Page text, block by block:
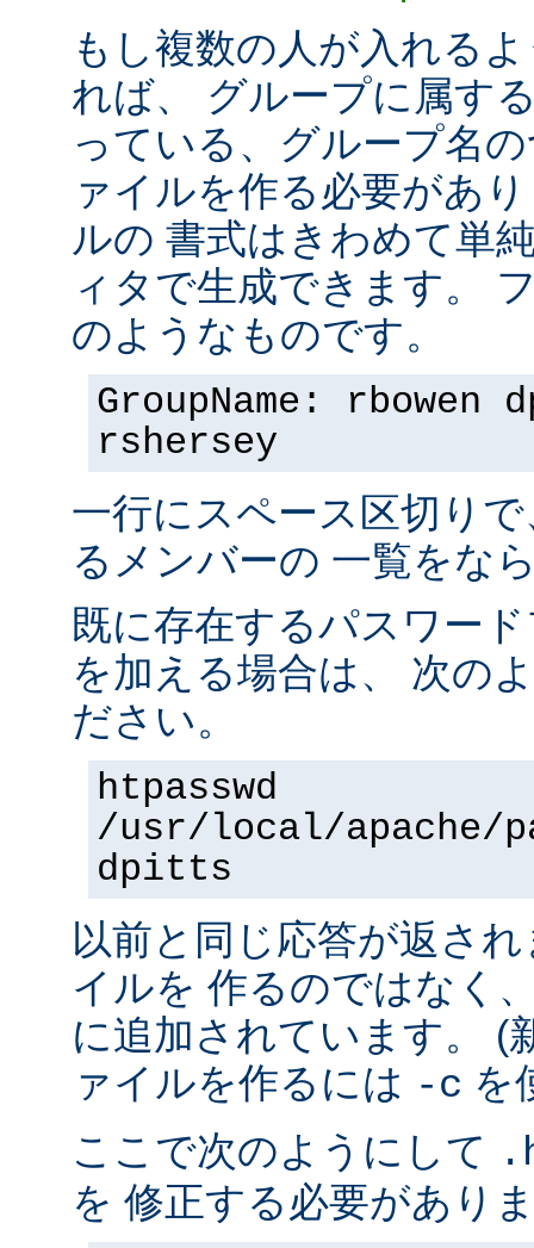
もし複数の人が入れる
れば、 グループに属す
っている、グループ名
ァイルを作る必要があ
ルの 書式はきわめて単
ィタで生成できます。
のようなものです。
GroupName: rbowen
rshersey
一行にスペース区切り
るメンバーの 一覧をな
既に存在するパスワー
を加える場合は、 次の
ださい。
htpasswd
/usr/local/apache/
dpitts
以前と同じ応答が返さ
イルを 作るのではなく
に追加されています。 (
ァイルを作るには -c を
ここで次のようにして
を 修正する必要があり